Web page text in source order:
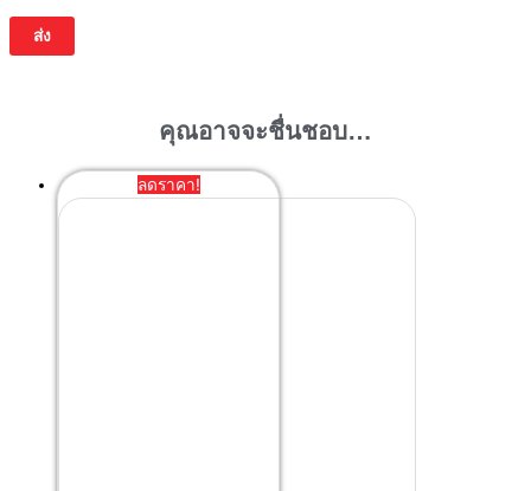
คุณอาจจะชื่นชอบ…
ลดราคา!